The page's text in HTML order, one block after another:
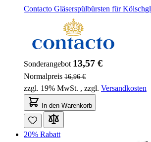
Contacto Gläserspülbürsten für
Sonderangebot 13,57 €
Normalpreis 16,96 €
zzgl. 19% MwSt. , zzgl. Versandkosten
In den Warenkorb
20% Rabatt